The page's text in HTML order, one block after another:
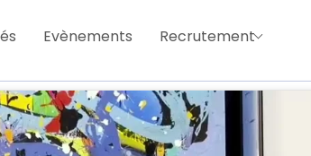
Evènements Recrutement